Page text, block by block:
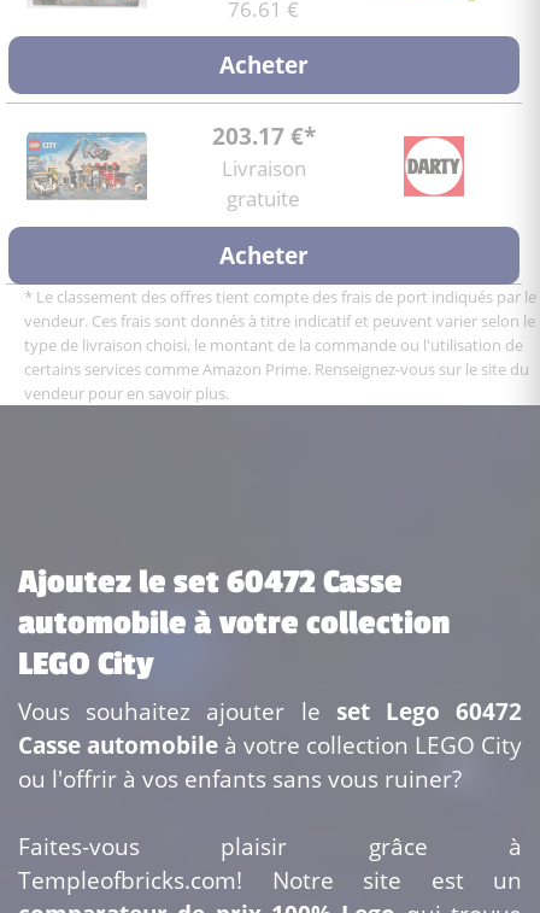
76.61 €
Acheter
203.17 €*
Livraison
gratuite
Acheter
* Le classement des offres tient compte des frais de port indiqués par le
vendeur. Ces frais sont donnés à titre indicatif et peuvent varier selon le
type de livraison choisi, le montant de la commande ou l'utilisation de
certains services comme Amazon Prime. Renseignez-vous sur le site du
vendeur pour en savoir plus.
Ajoutez le set 60472 Casse
automobile à votre collection
LEGO City
Vous souhaitez ajouter le set Lego 60472
Casse automobile à votre collection LEGO City
ou l'offrir à vos enfants sans vous ruiner?
Faites-vous plaisir grâce à
Templeofbricks.com! Notre site est un